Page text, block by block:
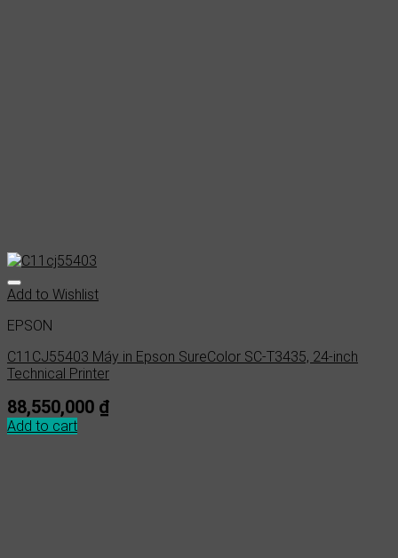
Add to Wishlist
EPSON
C11CJ55403 Máy in Epson SureColor SC-T3435, 24-inch
Technical Printer
88,550,000 ₫
Add to cart